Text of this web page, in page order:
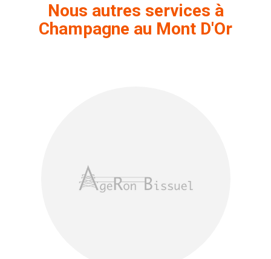
Nous autres services à
Champagne au Mont D'Or